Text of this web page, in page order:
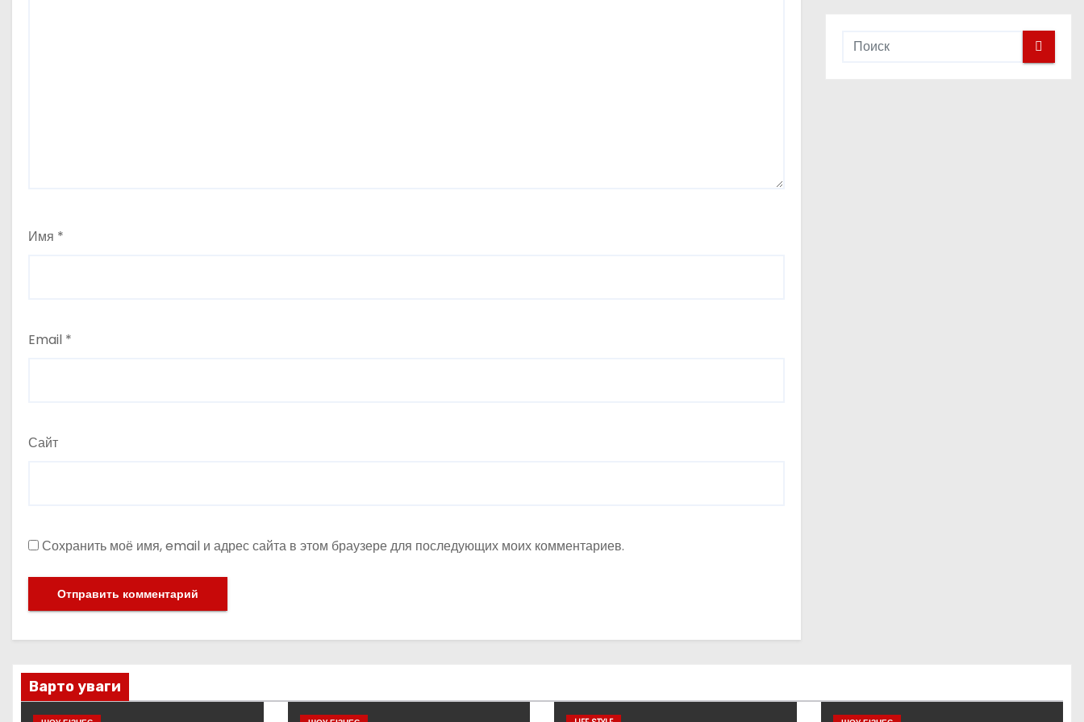
Имя *
Email *
Сайт
Сохранить моё имя, email и адрес сайта в этом браузере для последующих моих комментариев.
Варто уваги